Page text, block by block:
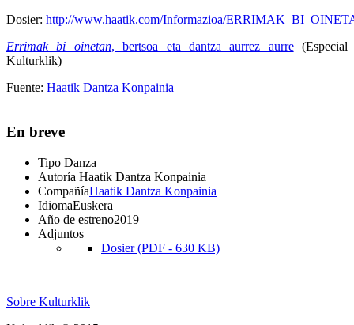
Dosier: http://www.haatik.com/Informazioa/
Errimak bi oinetan, bertsoa eta dantza aurrez aurre(Especial
Kulturklik)
Fuente: Haatik Dantza Konpainia
En breve
Tipo Danza
Autoría Haatik Dantza Konpainia
CompañíaHaatik Dantza Konpainia
IdiomaEuskera
Año de estreno2019
Adjuntos
Dosier (PDF - 630 KB)
Sobre Kulturklik